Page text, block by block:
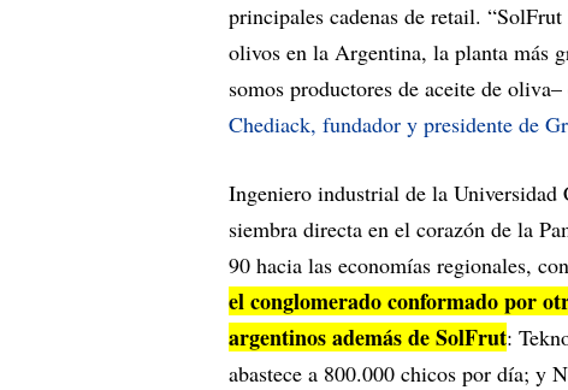
principales cadenas de retail.
olivos en la Argentina, la planta más
somos productores de aceite de
Chediack, fundador y presidente de
Ingeniero industrial de la
siembra directa en el corazón de la
90 hacia las economías regionales,
el conglomerado conformado por
argentinos además de SolFrut:
abastece a 800.000 chicos por día; y